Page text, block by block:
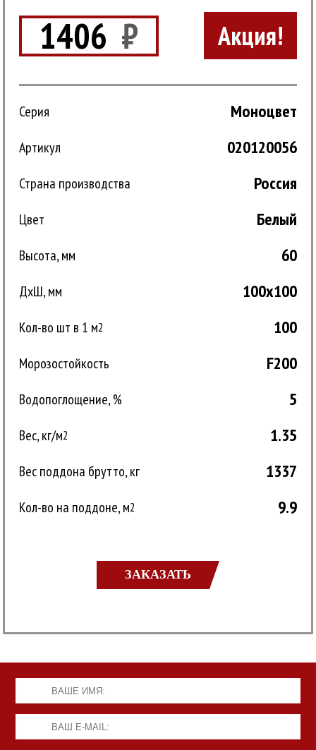
1406 ₽ Акция!
Серия Моноцвет
Артикул 020120056
Страна производства Россия
Цвет Белый
Высота, мм 60
ДxШ, мм 100x100
Кол-во шт в 1 м2 100
Морозостойкость F200
Водопоглощение, % 5
Вес, кг/м2 1.35
Вес поддона брутто, кг 1337
Кол-во на поддоне, м2 9.9
ЗАКАЗАТЬ